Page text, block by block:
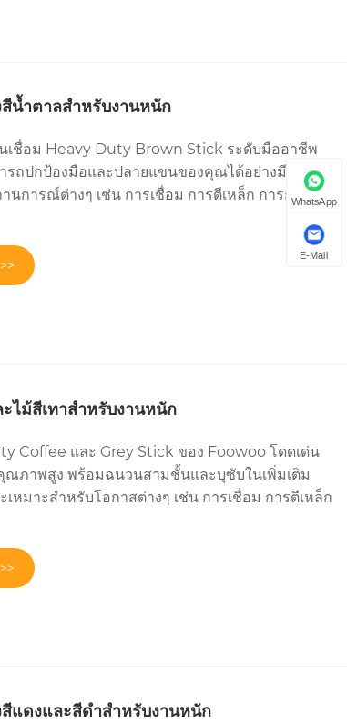
น้ำตาลสำหรับงานหนัก
เชื่อม Heavy Duty Brown Stick ระดับมืออาชีพ
ถปกป้องมือและปลายแขนของคุณได้อย่างมี
การณ์ต่างๆ เช่น การเชื่อม การตีเหล็ก การย่าง
ไม้สีเทาสำหรับงานหนัก
Coffee และ Grey Stick ของ Foowoo โดดเด่น
ณภาพสูง พร้อมฉนวนสามชั้นและบุซับในเพิ่มเติม
มาะสำหรับโอกาสต่างๆ เช่น การเชื่อม การตีเหล็ก
แดงและสีดำสำหรับงานหนัก
WhatsApp
E-Mail